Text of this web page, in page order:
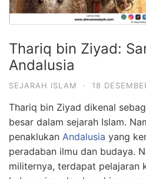
Thariq bin Ziyad:
Andalusia
SEJARAH ISLAM · 18
Thariq bin Ziyad dikenal
besar dalam sejarah Islam.
penaklukan Andalusia yang
peradaban ilmu dan budaya.
militernya, terdapat pelajaran